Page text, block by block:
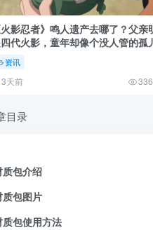
火影忍者》鸣人遗产去哪了？父亲
代火影，童年却像个没人管的孤
资讯
3天前 336
目录
质包介绍
质包图片
质包使用方法